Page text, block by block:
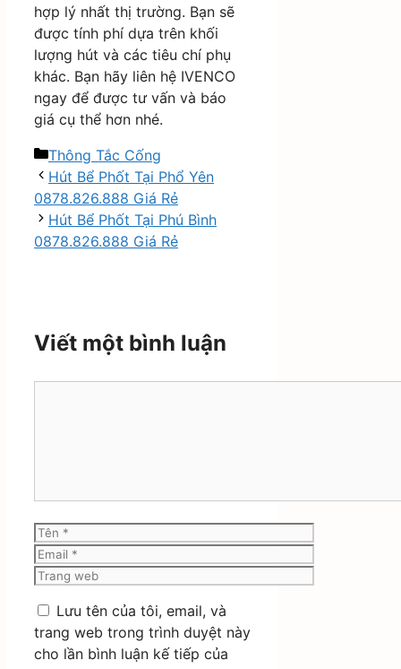
hợp lý nhất thị trường. Bạn sẽ
được tính phí dựa trên khối
lượng hút và các tiêu chí phụ
khác. Bạn hãy liên hệ IVENCO
ngay để được tư vấn và báo
giá cụ thể hơn nhé.
Danh
mục
Thông Tắc Cống
Hút Bể Phốt Tại Phổ Yên
0878.826.888 Giá Rẻ
Hút Bể Phốt Tại Phú Bình
0878.826.888 Giá Rẻ
Viết một bình luận
Tên
Email
Trang
Lưu tên của tôi, email, và
trang web trong trình duyệt này
cho lần bình luận kế tiếp của